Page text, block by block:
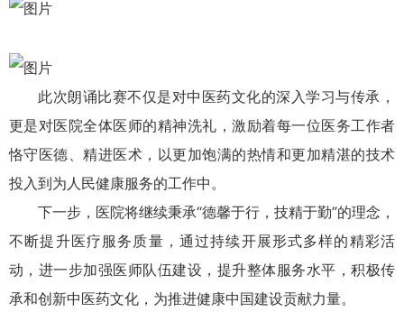
此次朗诵比赛不仅是对中医药文化的深入学习与传承，
更是对医院全体医师的精神洗礼，激励着每一位医务工作者
恪守医德、精进医术，以更加饱满的热情和更加精湛的技术
投入到为人民健康服务的工作中。
下一步，医院将继续秉承“德馨于行，技精于勤”的理念，
不断提升医疗服务质量，通过持续开展形式多样的精彩活
动，进一步加强医师队伍建设，提升整体服务水平，积极传
承和创新中医药文化，为推进健康中国建设贡献力量。